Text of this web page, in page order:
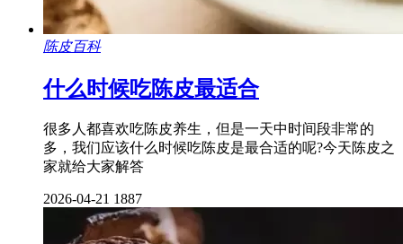
陈皮百科
什么时候吃陈皮最适合
很多人都喜欢吃陈皮养生，但是一天中时间段非常的
多，我们应该什么时候吃陈皮是最合适的呢?今天陈皮之
家就给大家解答
2026-04-21 1887